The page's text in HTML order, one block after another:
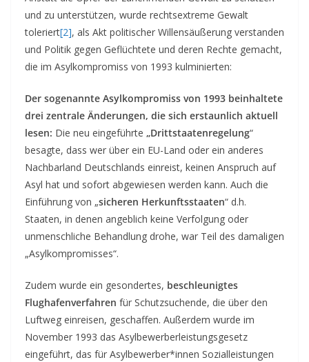
und zu unterstützen, wurde rechtsextreme Gewalt
toleriert[2], als Akt politischer Willensäußerung verstanden
und Politik gegen Geflüchtete und deren Rechte gemacht,
die im Asylkompromiss von 1993 kulminierten:
Der sogenannte Asylkompromiss von 1993 beinhaltete
drei zentrale Änderungen, die sich erstaunlich aktuell
lesen: Die neu eingeführte „Drittstaatenregelung“
besagte, dass wer über ein EU-Land oder ein anderes
Nachbarland Deutschlands einreist, keinen Anspruch auf
Asyl hat und sofort abgewiesen werden kann. Auch die
Einführung von „sicheren Herkunftsstaaten“ d.h.
Staaten, in denen angeblich keine Verfolgung oder
unmenschliche Behandlung drohe, war Teil des damaligen
„Asylkompromisses“.
Zudem wurde ein gesondertes, beschleunigtes
Flughafenverfahren für Schutzsuchende, die über den
Luftweg einreisen, geschaffen. Außerdem wurde im
November 1993 das Asylbewerberleistungsgesetz
eingeführt, das für Asylbewerber*innen Sozialleistungen